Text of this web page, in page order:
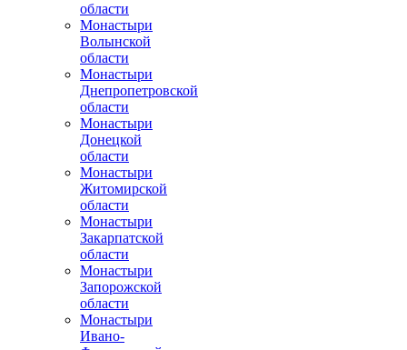
области
Монастыри
Волынской
области
Монастыри
Днепропетровской
области
Монастыри
Донецкой
области
Монастыри
Житомирской
области
Монастыри
Закарпатской
области
Монастыри
Запорожской
области
Монастыри
Ивано-